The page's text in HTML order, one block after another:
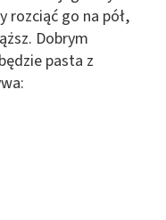
rozciąć go na pół,
Dobrym
pasta z